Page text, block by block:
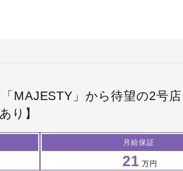
MAJESTY」から待望の2号
り】
月給保証
21 万円